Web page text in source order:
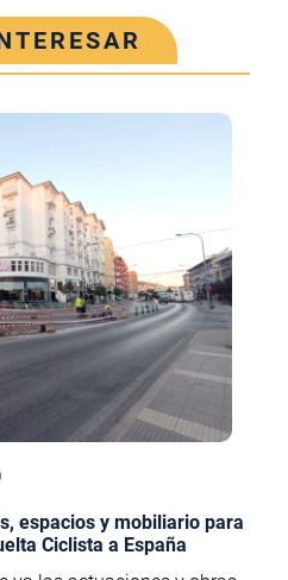
espacios y mobiliario para
Ciclista a España